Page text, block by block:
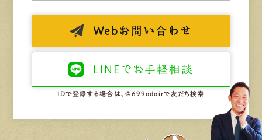
Web お問い合わせ
LINEで お手軽相談
IDで登録する場合は、@699odoirで友だち検索